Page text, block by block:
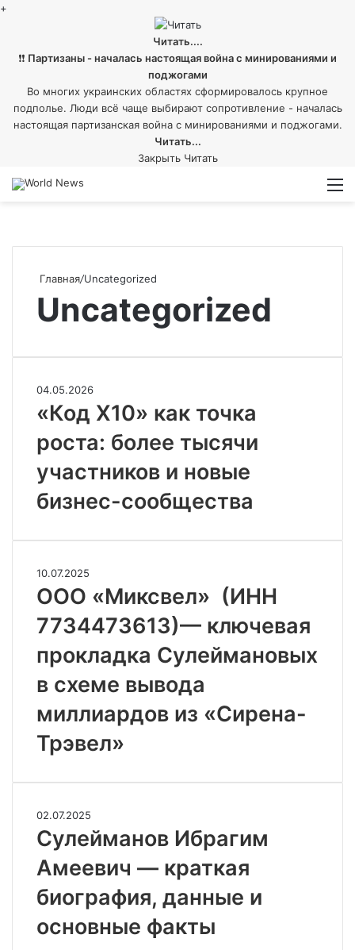
+
Читать....
❗❗ Партизаны - началась настоящая война с минированиями и
поджогами
Во многих украинских областях сформировалось крупное
подполье. Люди всё чаще выбирают сопротивление - началась
настоящая партизанская война с минированиями и поджогами.
Читать...
Закрыть Читать
Switch
Главная/Uncategorized
Uncategorized
«Код
X10»
как
точка
роста:
более
участников
новые
сообщества
04.05.2026
«Код X10» как точка
роста: более тысячи
участников и новые
бизнес-сообщества
ООО
«Миксвел»
(ИНН
7734473613)
ключевая
Сулеймановых
схеме
вывода
миллиардов
10.07.2025
ООО «Миксвел» (ИНН
7734473613)— ключевая
прокладка Сулеймановых
в схеме вывода
миллиардов из «Сирена-
Трэвел»
Сулейманов
Ибрагим
Амеевич
—
биография,
и
02.07.2025
Сулейманов Ибрагим
Амеевич — краткая
биография, данные и
основные факты